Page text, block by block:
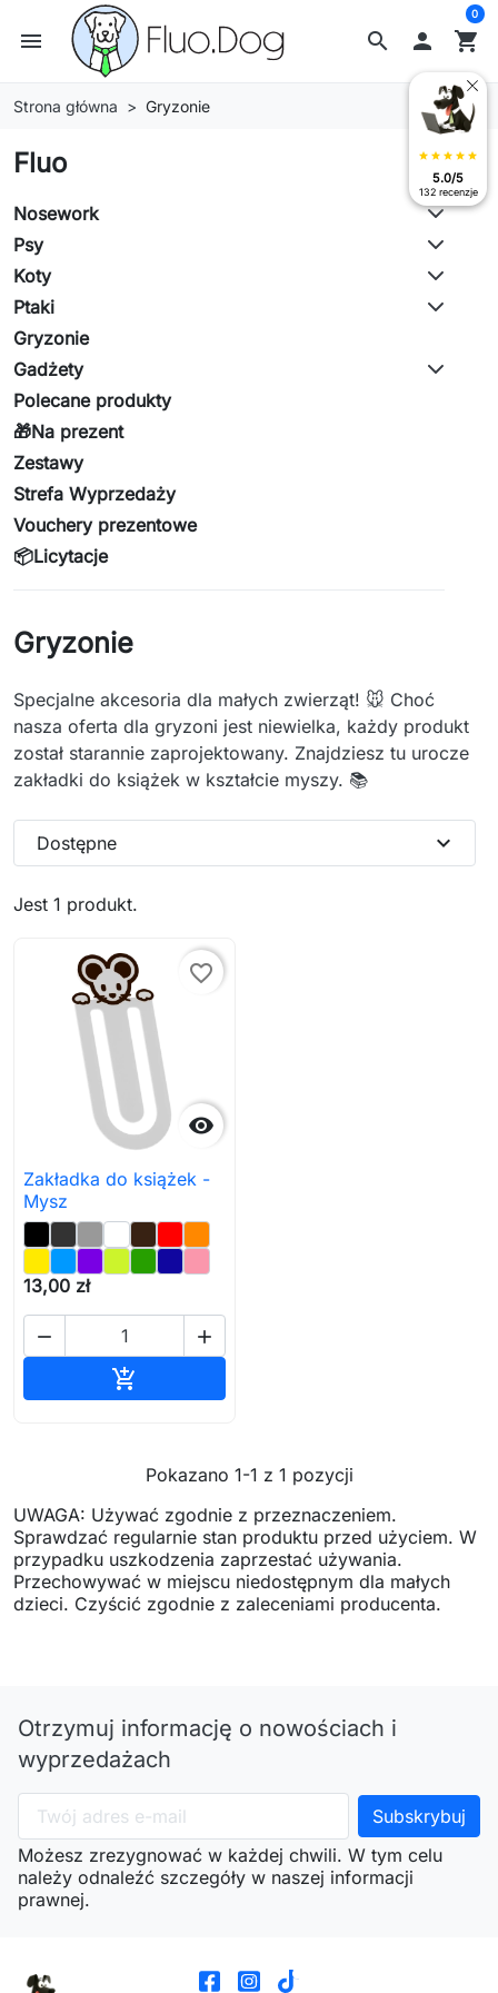
search
menu  shopping_cart
0
Strona główna Gryzonie
Fluo
Nosework
Psy
Koty
Ptaki
Gryzonie
Gadżety
Polecane produkty
🎁Na prezent
Zestawy
Strefa Wyprzedaży
Vouchery prezentowe
📦Licytacje
Gryzonie
Specjalne akcesoria dla małych zwierząt! 🐭 Choć
nasza oferta dla gryzoni jest niewielka, każdy produkt
został starannie zaprojektowany. Znajdziesz tu urocze
zakładki do książek w kształcie myszy. 📚
Jest 1 produkt.
Dostępne expand_more

favorite_border
Zakładka do książek -
Mysz
13,00 zł
 

Pokazano 1-1 z 1 pozycji
UWAGA: Używać zgodnie z przeznaczeniem.
Sprawdzać regularnie stan produktu przed użyciem. W
przypadku uszkodzenia zaprzestać używania.
Przechowywać w miejscu niedostępnym dla małych
dzieci. Czyścić zgodnie z zaleceniami producenta.
Otrzymuj informację o nowościach i
wyprzedażach
Możesz zrezygnować w każdej chwili. W tym celu
należy odnaleźć szczegóły w naszej informacji
prawnej.
star star star star star
5.0/5
132 recenzje